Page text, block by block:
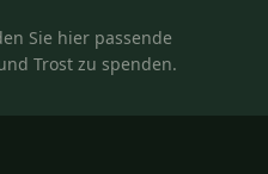
Sie hier passende
Trost zu spenden.